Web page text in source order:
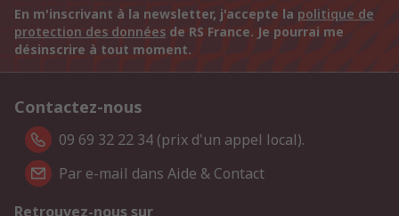
En m'inscrivant à la newsletter, j'accepte la politique de
protection des données de RS France. Je pourrai me
désinscrire à tout moment.
Contactez-nous
09 69 32 22 34 (prix d'un appel local).
Par e-mail dans Aide & Contact
Retrouvez-nous sur